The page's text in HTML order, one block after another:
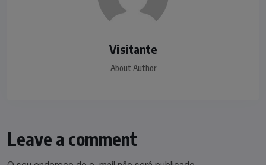
Visitante
About Author
Leave a comment